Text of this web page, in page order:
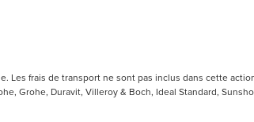
Les frais de transport ne sont pas inclus dans cette
Duravit, Villeroy & Boch, Ideal Standard,